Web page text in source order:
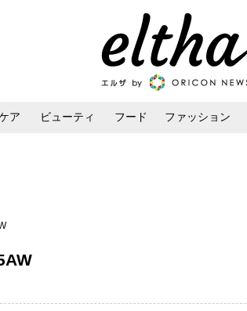
ア ビューティ フード ファッション